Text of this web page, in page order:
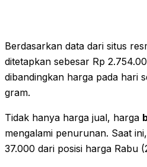
Berdasarkan data dari situs
ditetapkan sebesar Rp
dibandingkan harga pada hari
gram.
Tidak hanya harga jual, harga
mengalami penurunan. Saat
37.000 dari posisi harga Rabu